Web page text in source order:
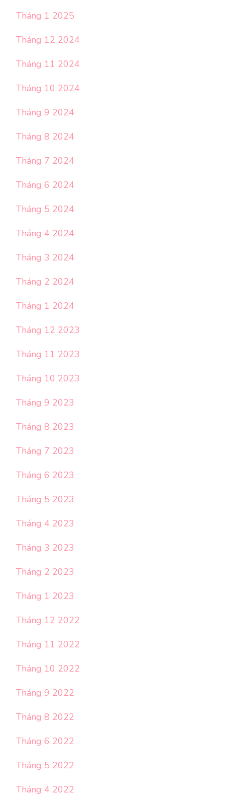
Tháng 1 2025
Tháng 12 2024
Tháng 11 2024
Tháng 10 2024
Tháng 9 2024
Tháng 8 2024
Tháng 7 2024
Tháng 6 2024
Tháng 5 2024
Tháng 4 2024
Tháng 3 2024
Tháng 2 2024
Tháng 1 2024
Tháng 12 2023
Tháng 11 2023
Tháng 10 2023
Tháng 9 2023
Tháng 8 2023
Tháng 7 2023
Tháng 6 2023
Tháng 5 2023
Tháng 4 2023
Tháng 3 2023
Tháng 2 2023
Tháng 1 2023
Tháng 12 2022
Tháng 11 2022
Tháng 10 2022
Tháng 9 2022
Tháng 8 2022
Tháng 6 2022
Tháng 5 2022
Tháng 4 2022